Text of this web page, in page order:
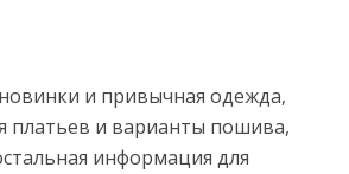
и привычная одежда,
платьев и варианты пошива,
информация для